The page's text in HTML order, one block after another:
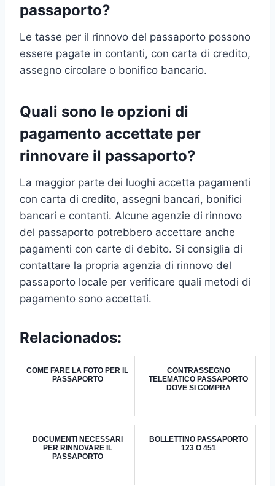
passaporto?
Le tasse per il rinnovo del passaporto possono
essere pagate in contanti, con carta di credito,
assegno circolare o bonifico bancario.
Quali sono le opzioni di
pagamento accettate per
rinnovare il passaporto?
La maggior parte dei luoghi accetta pagamenti
con carta di credito, assegni bancari, bonifici
bancari e contanti. Alcune agenzie di rinnovo
del passaporto potrebbero accettare anche
pagamenti con carte di debito. Si consiglia di
contattare la propria agenzia di rinnovo del
passaporto locale per verificare quali metodi di
pagamento sono accettati.
Relacionados:
COME FARE LA FOTO PER IL
PASSAPORTO
CONTRASSEGNO
TELEMATICO PASSAPORTO
DOVE SI COMPRA
DOCUMENTI NECESSARI
PER RINNOVARE IL
PASSAPORTO
BOLLETTINO PASSAPORTO
123 O 451